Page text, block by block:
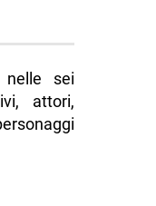
nelle sei
attori,